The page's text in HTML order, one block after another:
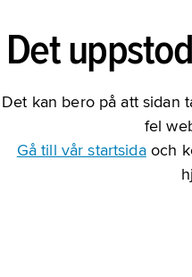
Det
Det kan bero på att sidan
fel
Gå till vår startsidaoch